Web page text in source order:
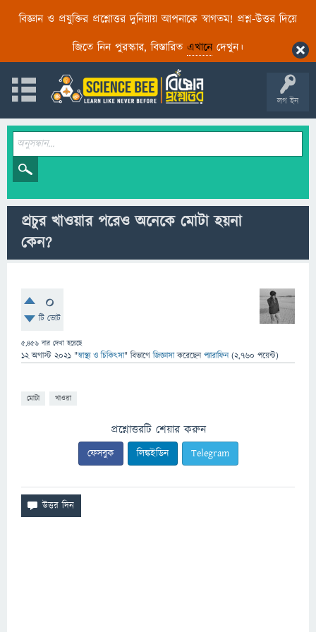
বিজ্ঞান ও প্রযুক্তির প্রশ্নোত্তর দুনিয়ায় আপনাকে স্বাগতম! প্রশ্ন-উত্তর দিয়ে
জিতে নিন পুরস্কার, বিস্তারিত এখানেদেখুন।
লগ ইন
প্রচুর খাওয়ার পরেও অনেকে মোটা হয়না
কেন?
0
টি ভোট
5,456 বার দেখা হয়েছে
12 অগাস্ট 2021 "স্বাস্থ্য ও চিকিৎসা" বিভাগে জিজ্ঞাসাকরেছেনপ্যারাফিন (2,760 পয়েন্ট)
মোটা খাওয়া
প্রশ্নোত্তরটি শেয়ার করুন
ফেসবুক লিঙ্কইডিন Telegram